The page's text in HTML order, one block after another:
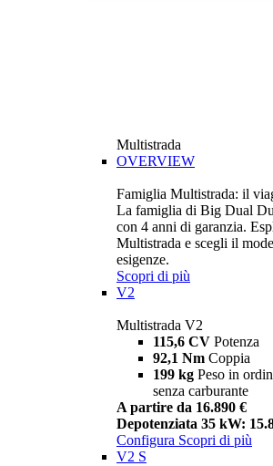
Multistrada
OVERVIEW
Famiglia Multistrada: il
La famiglia di Big Dual
con 4 anni di garanzia.
Multistrada e scegli il
esigenze.
Scopri di più
V2
Multistrada V2
115,6 CV Potenza
92,1 Nm Coppia
199 kg Peso in
senza carburante
A partire da 16.890 €
Depotenziata 35 kW:
Configura Scopri di più
V2 S